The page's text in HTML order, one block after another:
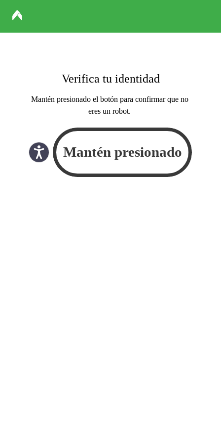
Verifica tu identidad
Mantén presionado el botón para confirmar que no
eres un robot.